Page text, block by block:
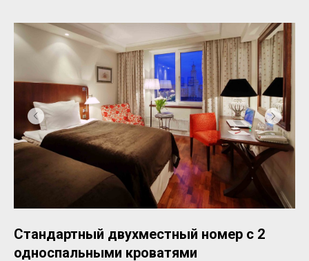
Стандартный двухместный номер с 2
односпальными кроватями